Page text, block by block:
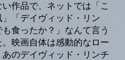
作品で、ネットでは「こ
「デイヴィッド・リン
食ったか？」なんて言う
映画自体は感動的なロー
あのデイヴィッド・リンチ